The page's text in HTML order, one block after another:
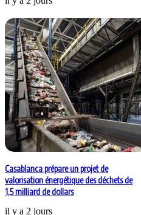
Casablanca prépare un projet de
valorisation énergétique des déchets de
1,5 milliard de dollars
il y a 2 jours